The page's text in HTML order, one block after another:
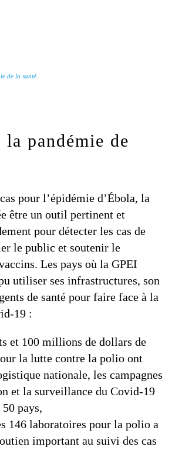
de la santé
la pandémie de
pour l’épidémie d’Ébola, la
être un outil pertinent et
pour détecter les cas de
le public et soutenir le
Les pays où la GPEI
utiliser ses infrastructures, son
de santé pour faire face à la
19 :
et 100 millions de dollars de
la lutte contre la polio ont
nationale, les campagnes
et la surveillance du Covid-19
pays,
146 laboratoires pour la polio a
important au suivi des cas